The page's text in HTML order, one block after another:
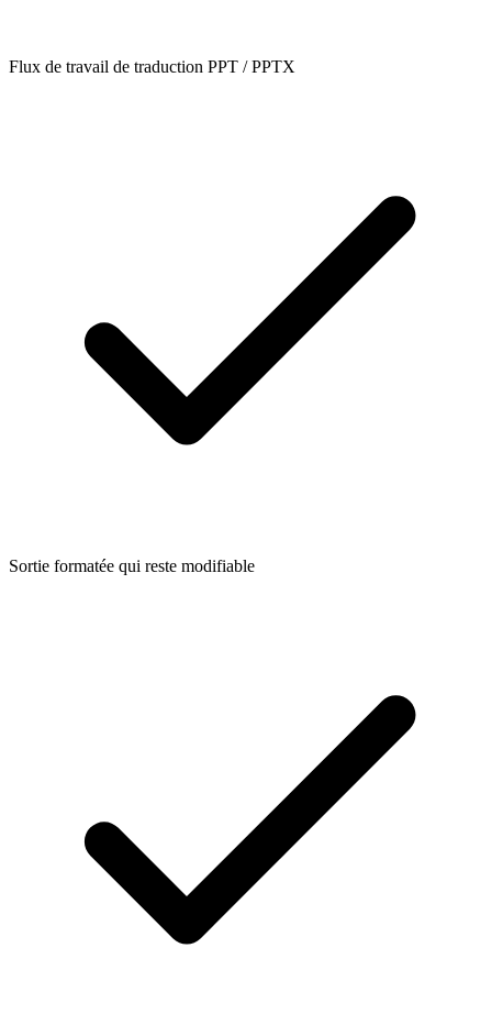
Flux de travail de traduction PPT / PPTX
Sortie formatée qui reste modifiable